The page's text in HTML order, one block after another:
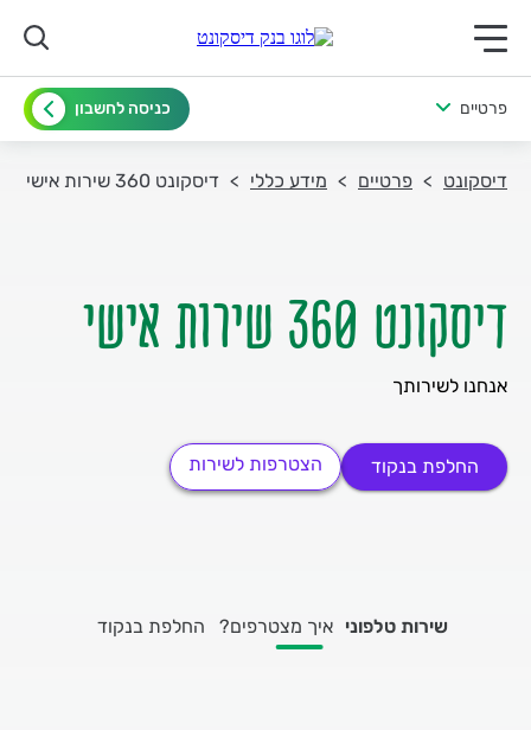
תפריט ראשי לנייד
פרטיים כניסה לחשבון
דיסקונט פרטיים מידע כללי דיסקונט 360 שירות אישי
דיסקונט 360 שירות אישי
אנחנו לשירותך
החלפת בנקוד הצטרפות לשירות
שירות טלפוני איך מצטרפים? החלפת בנקוד